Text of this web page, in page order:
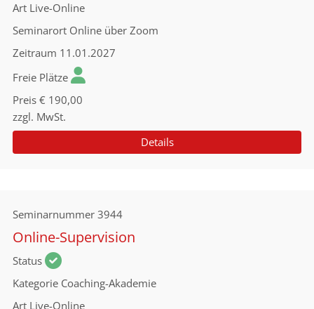
Art Live-Online
Seminarort Online über Zoom
Zeitraum 11.01.2027
Freie Plätze
Preis € 190,00
zzgl. MwSt.
Details
Seminarnummer 3944
Online-Supervision
Status
Kategorie Coaching-Akademie
Art Live-Online